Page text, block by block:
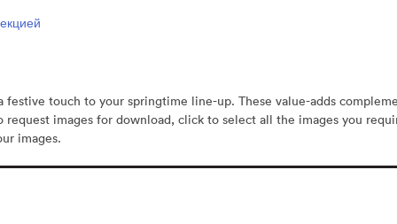
festive touch to your springtime line-up. These value-adds
request images for download, click to select all the images you
images.